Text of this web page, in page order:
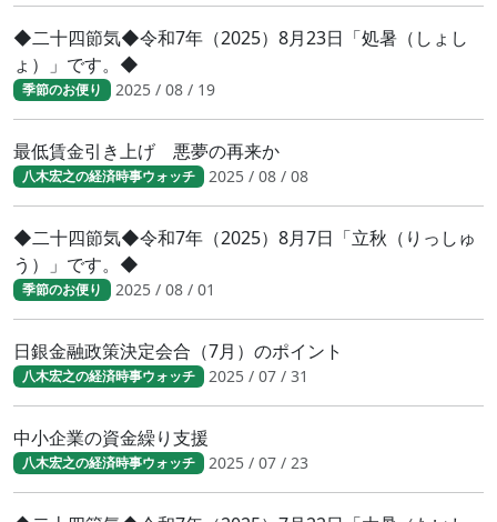
◆二十四節気◆令和7年（2025）8月23日「処暑（しょし
ょ）」です。◆
季節のお便り 2025 / 08 / 19
最低賃金引き上げ 悪夢の再来か
八木宏之の経済時事ウォッチ 2025 / 08 / 08
◆二十四節気◆令和7年（2025）8月7日「立秋（りっしゅ
う）」です。◆
季節のお便り 2025 / 08 / 01
日銀金融政策決定会合（7月）のポイント
八木宏之の経済時事ウォッチ 2025 / 07 / 31
中小企業の資金繰り支援
八木宏之の経済時事ウォッチ 2025 / 07 / 23